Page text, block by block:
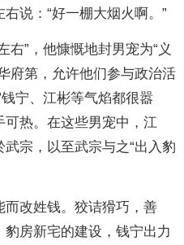
说：“好一棚大烟火啊。”
右”，他慷慨地封男宠为“义
府第，允许他们参与政治活
宁、江彬等气焰都很嚣
热。在这些男宠中，江
宗，以至武宗与之“出入豹
改姓钱。狡诘猾巧，善
房新宅的建设，钱宁出力